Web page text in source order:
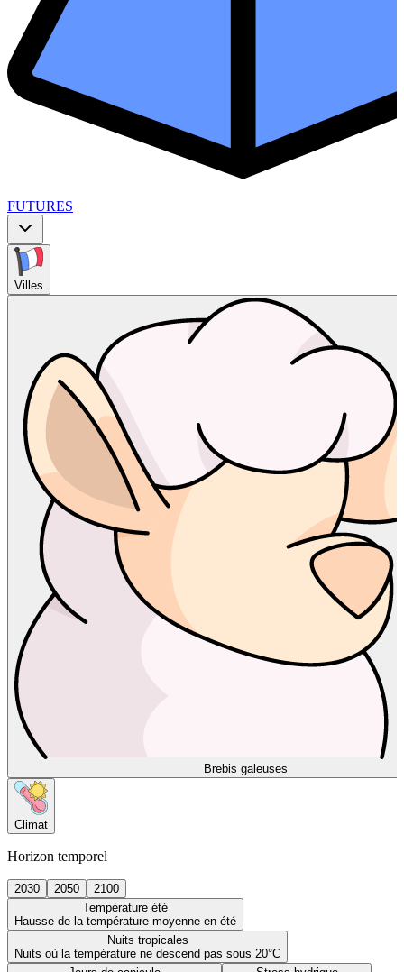
FUTURES
Villes
Brebis galeuses
Climat
Horizon temporel
2030 2050
2100
Température été
Hausse de la température moyenne en été
Nuits tropicales
Nuits où la température ne descend pas sous 20°C